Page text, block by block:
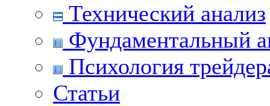
Технический анализ
Фундаментальный
Психология
Статьи